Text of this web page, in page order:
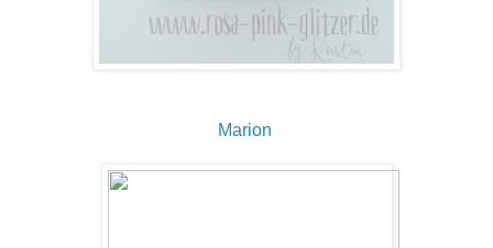
Marion